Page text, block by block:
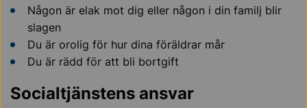
Någon är elak mot dig eller någon i din familj blir
slagen
Du är orolig för hur dina föräldrar mår
Du är rädd för att bli bortgift
Socialtjänstens ansvar